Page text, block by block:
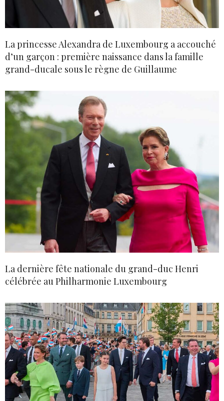
La princesse Alexandra de Luxembourg a accouché
d’un garçon : première naissance dans la famille
grand-ducale sous le règne de Guillaume
La dernière fête nationale du grand-duc Henri
célébrée au Philharmonie Luxembourg